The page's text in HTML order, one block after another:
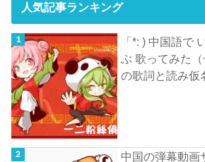
人気記事ランキング
「*: ) 中国語で
ぶ 歌ってみた（
の歌詞と読み仮
中国の弾幕動画